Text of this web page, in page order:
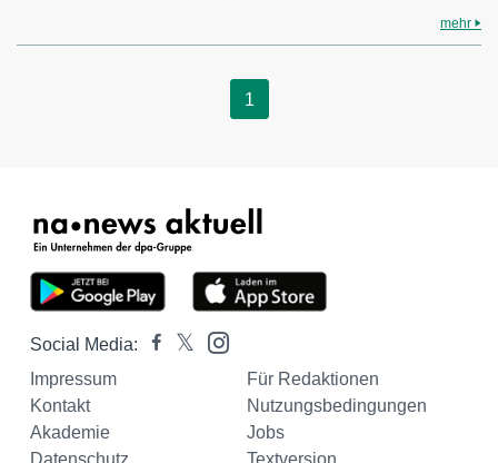
mehr
1
Social Media:
Impressum
Für Redaktionen
Kontakt
Nutzungsbedingungen
Akademie
Jobs
Datenschutz
Textversion